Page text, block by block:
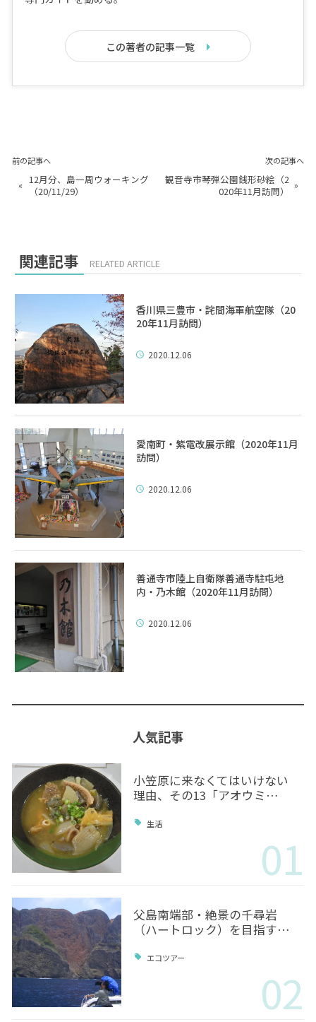
この著者の記事一覧
前の記事へ
« 12月分、島一周ウォーキング
（20/11/29）
次の記事へ
観音寺市琴弾公園銭形砂絵（2
020年11月訪問）
»
関連記事 RELATED ARTICLE
香川県三豊市・詫間海軍航空隊（20
20年11月訪問）
2020.12.06
愛南町・紫電改展示館（2020年11月
訪問）
2020.12.06
善通寺市陸上自衛隊善通寺駐屯地
内・乃木館（2020年11月訪問）
2020.12.06
人気記事
小笠原に来なくてはいけない
理由、その13「アオウミ…
生活
01
父島南端部・絶景の千尋岩
（ハートロック）を目指す…
エコツアー
02